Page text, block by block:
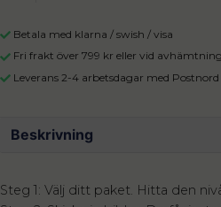
Betala med klarna / swish / visa
Fri frakt över 799 kr eller vid avhämtning
Leverans 2-4 arbetsdagar med Postnord
Beskrivning
Steg 1: Välj ditt paket. Hitta den